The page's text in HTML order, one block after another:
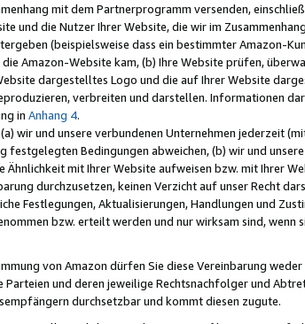
mit dem Partnerprogramm versenden,
und die Nutzer Ihrer Website, die wir im
(beispielsweise dass ein bestimmter Amazon-
Amazon-Website kam, (b) Ihre Website prüfen,
dargestelltes Logo und die auf Ihrer Website
verbreiten und darstellen. Informationen
in Anhang 4.
wir und unsere verbundenen Unternehmen jederzeit
festgelegten Bedingungen abweichen, (b) wir und
mit Ihrer Website aufweisen bzw. mit Ihrer
durchzusetzen, keinen Verzicht auf unser Recht
Festlegungen, Aktualisierungen, Handlungen und
bzw. erteilt werden und nur wirksam sind,
von Amazon dürfen Sie diese Vereinbarung
Parteien und deren jeweilige Rechtsnachfolger und
durchsetzbar und kommt diesen zugute.